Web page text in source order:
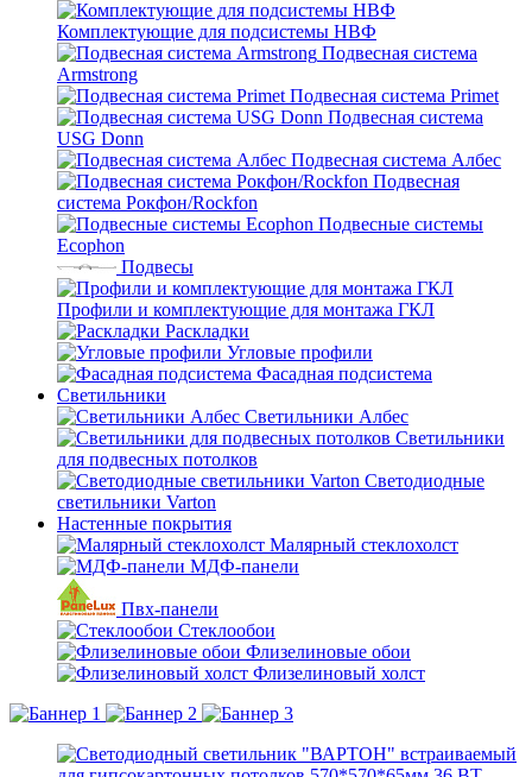
Комплектующие для подсистемы НВФ
Подвесная система
Armstrong
Подвесная система Primet
Подвесная система
USG Donn
Подвесная система Албес
Подвесная
система Рокфон/Rockfon
Подвесные системы
Ecophon
Подвесы
Профили и комплектующие для монтажа ГКЛ
Раскладки
Угловые профили
Фасадная подсистема
Светильники
Светильники Албес
Светильники
для подвесных потолков
Светодиодные
светильники Varton
Настенные покрытия
Малярный стеклохолст
МДФ-панели
Пвх-панели
Стеклообои
Флизелиновые обои
Флизелиновый холст